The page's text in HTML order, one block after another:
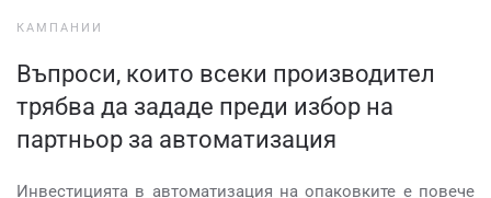
КАМПАНИИ
Въпроси, които всеки производител
трябва да зададе преди избор на
партньор за автоматизация
Инвестицията в автоматизация на опаковките е повече